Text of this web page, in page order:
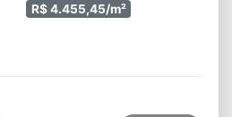
R$ 4.455,45/m²